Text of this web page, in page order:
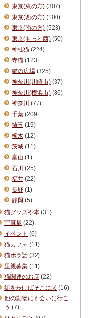
東京(東の方) (307)
東京(西の方) (100)
東京(南の方) (523)
東京(もっと西) (50)
神社猫 (224)
寺猫 (123)
猫の広場 (325)
神奈川(川崎市) (37)
神奈川(横浜市) (86)
神奈川 (77)
千葉 (209)
埼玉 (19)
栃木 (12)
茨城 (11)
富山 (1)
石川 (25)
福井 (22)
長野 (1)
静岡 (5)
猫グッズや本 (31)
写真展 (22)
イベント (6)
猫カフェ (11)
猫ボラ話 (32)
里親募集 (11)
猫関連のお店 (22)
街を歩けばそこに犬 (16)
他の動物にも会いに行こ
う (7)